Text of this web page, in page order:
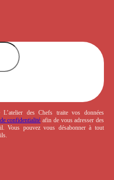
des Chefs traite vos données
confidentialité afin de vous adresser des
Vous pouvez vous désabonner à tout